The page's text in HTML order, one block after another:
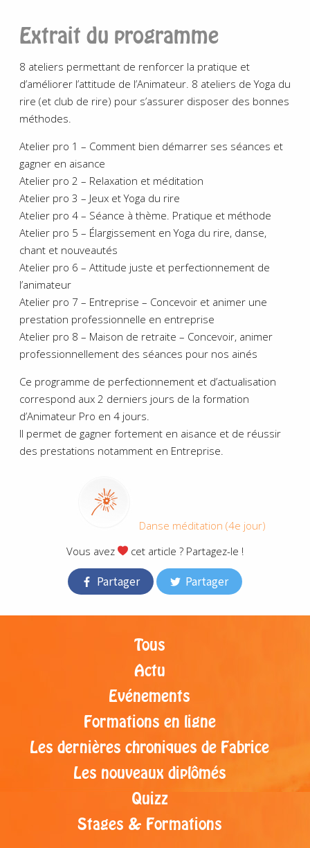
Extrait du programme
8 ateliers permettant de renforcer la pratique et
d’améliorer l’attitude de l’Animateur. 8 ateliers de Yoga du
rire (et club de rire) pour s’assurer disposer des bonnes
méthodes.
Atelier pro 1 – Comment bien démarrer ses séances et
gagner en aisance
Atelier pro 2 – Relaxation et méditation
Atelier pro 3 – Jeux et Yoga du rire
Atelier pro 4 – Séance à thème. Pratique et méthode
Atelier pro 5 – Élargissement en Yoga du rire, danse,
chant et nouveautés
Atelier pro 6 – Attitude juste et perfectionnement de
l’animateur
Atelier pro 7 – Entreprise – Concevoir et animer une
prestation professionnelle en entreprise
Atelier pro 8 – Maison de retraite – Concevoir, animer
professionnellement des séances pour nos ainés
Ce programme de perfectionnement et d’actualisation
correspond aux 2 derniers jours de la formation
d’Animateur Pro en 4 jours.
Il permet de gagner fortement en aisance et de réussir
des prestations notamment en Entreprise.
Danse méditation (4e jour)
Vous avez
cet article ? Partagez-le !
Partager Partager
Tous
Actu
Evénements
Formations en ligne
Les dernières chroniques de Fabrice
Les nouveaux diplômés
Quizz
Stages & Formations